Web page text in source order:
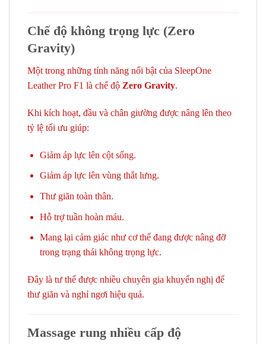
Chế độ không trọng lực (Zero
Gravity)
Một trong những tính năng nổi bật của SleepOne
Leather Pro F1 là chế độ Zero Gravity.
Khi kích hoạt, đầu và chân giường được nâng lên theo
tỷ lệ tối ưu giúp:
Giảm áp lực lên cột sống.
Giảm áp lực lên vùng thắt lưng.
Thư giãn toàn thân.
Hỗ trợ tuần hoàn máu.
Mang lại cảm giác như cơ thể đang được nâng đỡ
trong trạng thái không trọng lực.
Đây là tư thế được nhiều chuyên gia khuyến nghị để
thư giãn và nghỉ ngơi hiệu quả.
Massage rung nhiều cấp độ